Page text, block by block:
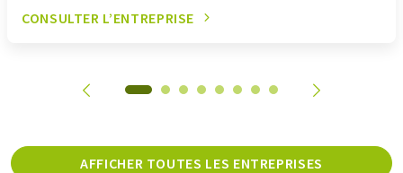
CONSULTER L’ENTREPRISE
AFFICHER TOUTES LES ENTREPRISES